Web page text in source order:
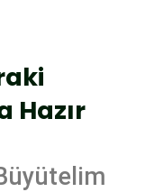
Hazır